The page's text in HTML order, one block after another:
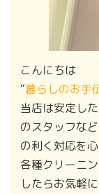
こんにちは
“暮らしのお手
当店は安定し
のスタッフな
の利く対応を
各種クリーニ
したらお気軽